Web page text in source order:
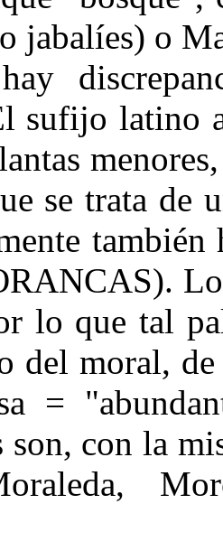
jabalíes) o
sufijo latino
se trata de
lo que tal
del moral,
=
son, con la